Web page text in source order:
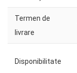
Termen de
livrare
Disponibilitate